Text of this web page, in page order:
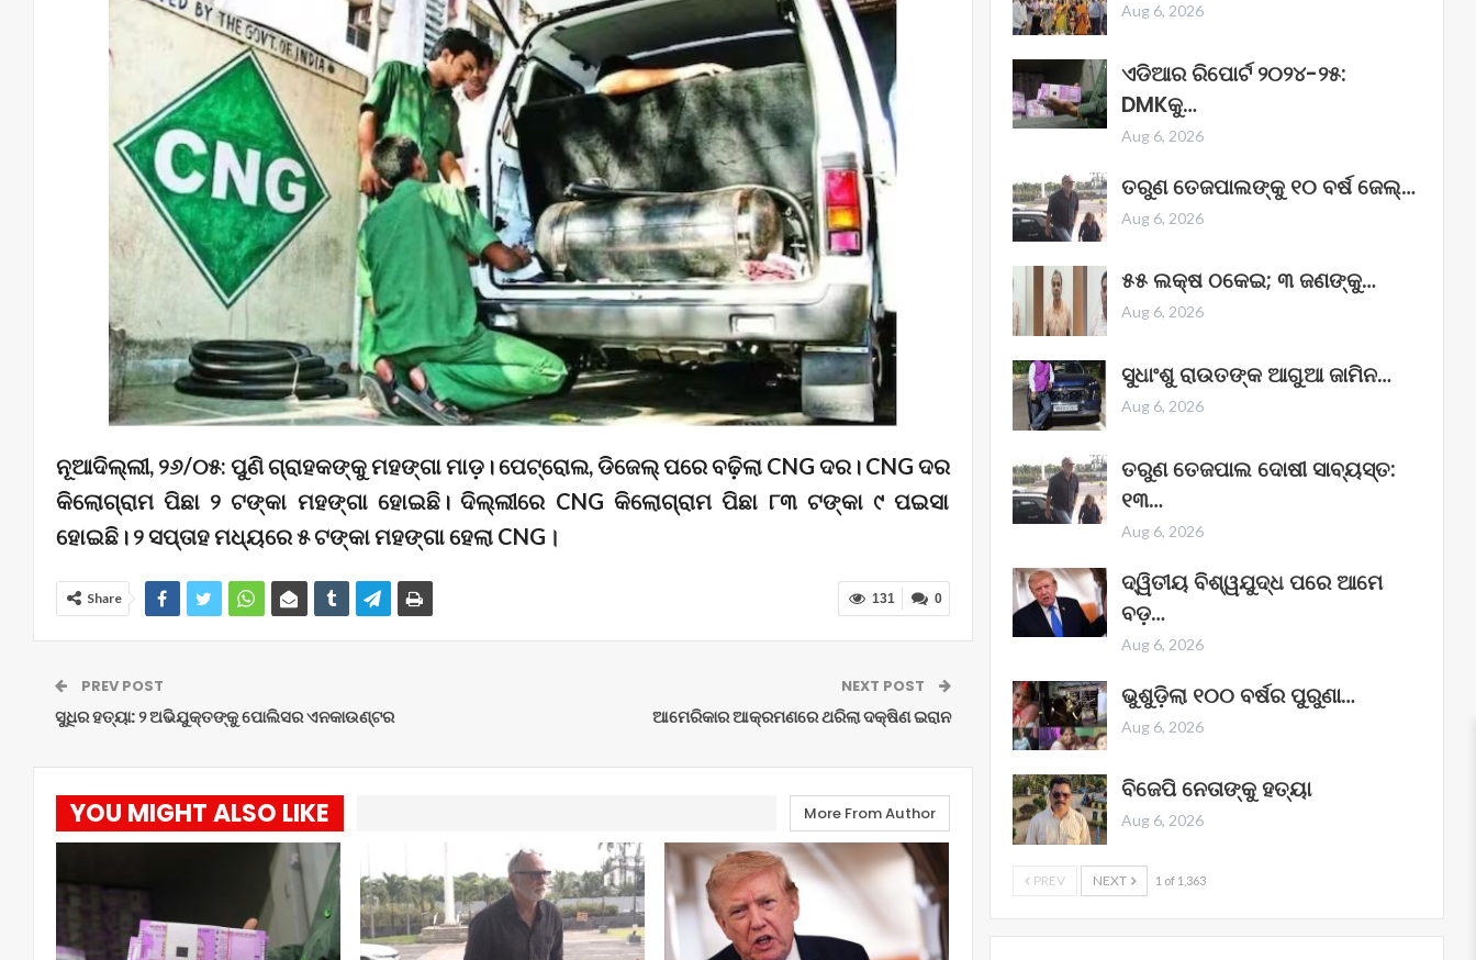
ନୂଆଦିଲ୍ଲୀ, ୨୬/୦୫: ପୁଣି ଗ୍ରାହକଙ୍କୁ ମହଙ୍ଗା ମାଡ଼। ପେଟ୍ରୋଲ, ଡିଜେଲ୍ ପରେ ବଢ଼ିଲା CNG ଦର। CNG ଦର
କିଲୋଗ୍ରାମ ପିଛା ୨ ଟଙ୍କା ମହଙ୍ଗା ହୋଇଛି। ଦିଲ୍ଲୀରେ CNG କିଲୋଗ୍ରାମ ପିଛା ୮୩ ଟଙ୍କା ୯ ପଇସା
ହୋଇଛି। ୨ ସପ୍ତାହ ମଧ୍ୟରେ ୫ ଟଙ୍କା ମହଙ୍ଗା ହେଲା CNG।
0
131
Share
PREV POST
ସୁଧିର ହତ୍ୟା: ୨ ଅଭିଯୁକ୍ତଙ୍କୁ ପୋଲିସର ଏନକାଉଣ୍ଟର
NEXT POST
ଆମେରିକାର ଆକ୍ରମଣରେ ଥରିଲା ଦକ୍ଷିଣ ଇରାନ
YOU MIGHT ALSO LIKE More From Author
Aug 6, 2026
ଏଡିଆର ରିପୋର୍ଟ ୨୦୨୪-୨୫:
DMKକୁ…
Aug 6, 2026
ତରୁଣ ତେଜପାଲଙ୍କୁ ୧୦ ବର୍ଷ ଜେଲ୍‌…
Aug 6, 2026
୫୫ ଲକ୍ଷ ଠକେଇ; ୩ ଜଣଙ୍କୁ…
Aug 6, 2026
ସୁଧାଂଶୁ ରାଉତଙ୍କ ଆଗୁଆ ଜାମିନ…
Aug 6, 2026
ତରୁଣ ତେଜପାଲ ଦୋଷୀ ସାବ୍ୟସ୍ତ:
୧୩…
Aug 6, 2026
ଦ୍ୱିତୀୟ ବିଶ୍ୱଯୁଦ୍ଧ ପରେ ଆମେ
ବଡ଼…
Aug 6, 2026
ଭୁଶୁଡ଼ିଲା ୧୦୦ ବର୍ଷର ପୁରୁଣା…
Aug 6, 2026
ବିଜେପି ନେତାଙ୍କୁ ହତ୍ୟା
Aug 6, 2026
PREV NEXT 1 of 1,363